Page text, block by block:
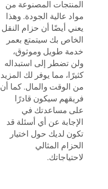
المنتجات المصنوعة من
مواد عالية الجودة. وهذا
يعني أيضًا أن حزام النقل
الخاص بك سيتمتع بعمر
خدمة طويل وموثوق،
ولن تضطر إلى استبداله
كثيرًا، مما يوفر لك المزيد
من الوقت والمال. كما أن
فريقهم سيكون قادرًا
على مساعدتك في
الإجابة عن أي أسئلة قد
تكون لديك حول اختيار
الحزام المثالي
لاحتياجاتك.